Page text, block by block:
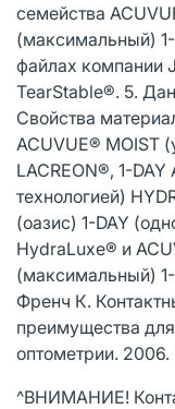
семейства
(максимальный)
файлах компании
TearStable®. 5.
Свойства
ACUVUE® MOIST
LACREON®, 1-
технологией)
(оазис) 1-DAY
HydraLuxe® и
(максимальный)
Френч К.
преимущества
оптометрии.
^ВНИМАНИЕ!